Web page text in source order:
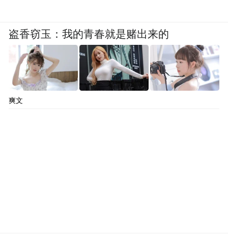
盗香窃玉：我的青春就是赌出来的
爽文